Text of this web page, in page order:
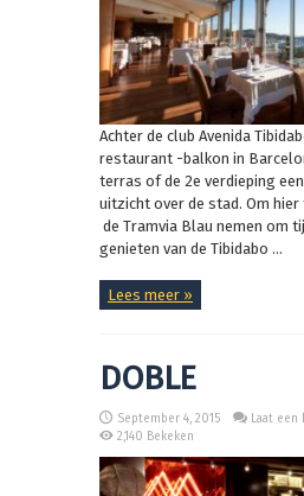
Achter de club Avenida
restaurant -balkon in
terras of de 2e verdieping
uitzicht over de stad. Om hier
de Tramvia Blau nemen om
genieten van de Tibidabo ...
Lees meer »
DOBLE
September 4, 2015
Laat
2,140 Bekeken